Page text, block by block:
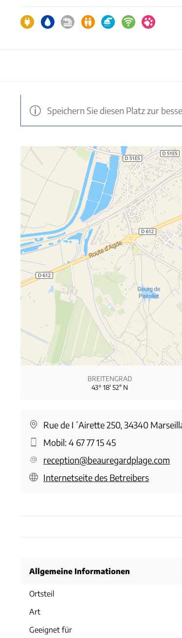
Speichern Sie diesen Platz zur
BREITENGRAD
43° 18′ 52″ N
Rue de I´Airette 250, 34340
Mobil:4 67 77 15 45
reception@beauregardplage.com
Internetseite des Betreibers
Allgemeine Informationen
Ortsteil
Art
Geeignet für